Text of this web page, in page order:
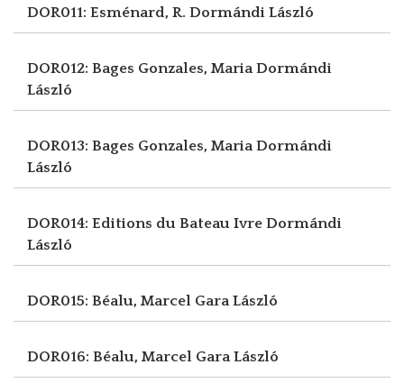
DOR011: Esménard, R. Dormándi László
DOR012: Bages Gonzales, MariaDormándi
László
DOR013: Bages Gonzales, MariaDormándi
László
DOR014: Editions du Bateau Ivre Dormándi
László
DOR015: Béalu, Marcel Gara László
DOR016: Béalu, Marcel Gara László